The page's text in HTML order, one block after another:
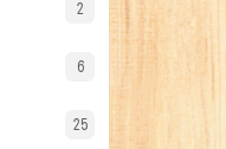
2
6
25